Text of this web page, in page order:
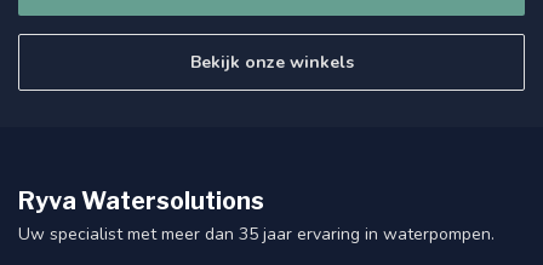
Bekijk onze winkels
Ryva Watersolutions
Uw specialist met meer dan 35 jaar ervaring in waterpompen.